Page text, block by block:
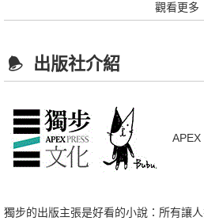
觀看更多
出版社介紹
APEX
獨步的出版主張是好看的小說：所有讓